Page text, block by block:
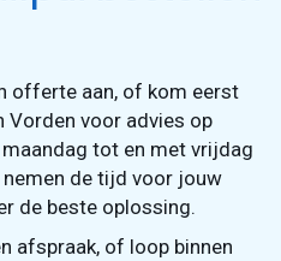
offerte aan, of kom eerst
Vorden voor advies op
tot en met vrijdag
de tijd voor jouw
de beste oplossing.
afspraak, of loop binnen